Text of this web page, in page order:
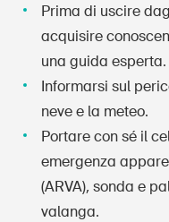
Prima di uscire
acquisire
una guida esperta.
Informarsi sul
neve e la meteo.
Portare con sé il
emergenza
(ARVA), sonda e
valanga.